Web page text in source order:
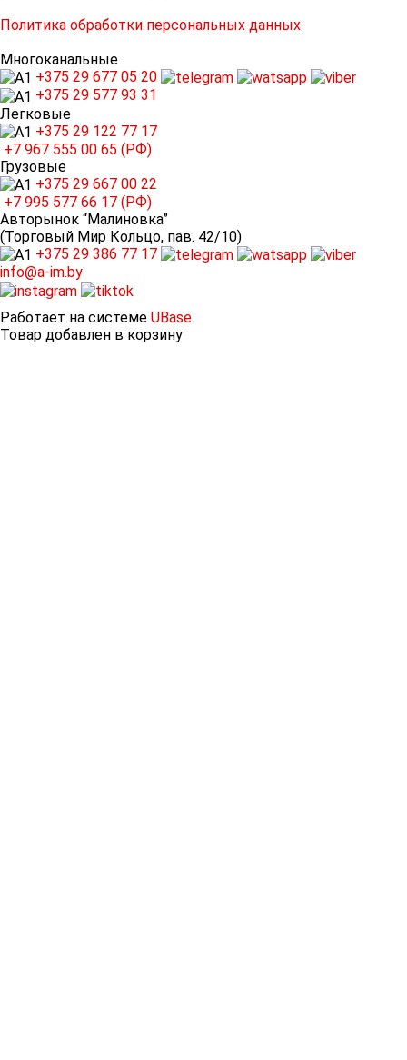
Политика обработки персональных данных
Многоканальные
+375 29 677 05 20
+375 29 577 93 31
Легковые
+375 29 122 77 17
+7 967 555 00 65 (РФ)
Грузовые
+375 29 667 00 22
+7 995 577 66 17 (РФ)
Авторынок “Малиновка”
(Торговый Мир Кольцо, пав. 42/10)
+375 29 386 77 17
info@a-im.by
Работает на системе UBase
Товар добавлен в корзину